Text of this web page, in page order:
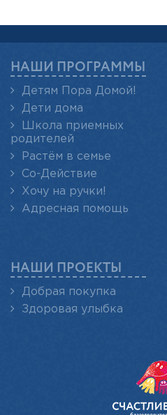
НАШИ ПРОГРАММЫ
Детям Пора Домой!
Дети дома
Школа приемных
родителей
Растём в семье
Со-Действие
Хочу на ручки!
Адресная помощь
НАШИ ПРОЕКТЫ
Добрая покупка
Здоровая улыбка